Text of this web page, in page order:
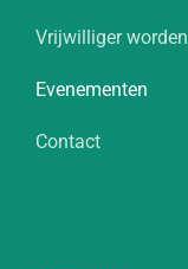
Vrijwilliger worden
Evenementen
Contact